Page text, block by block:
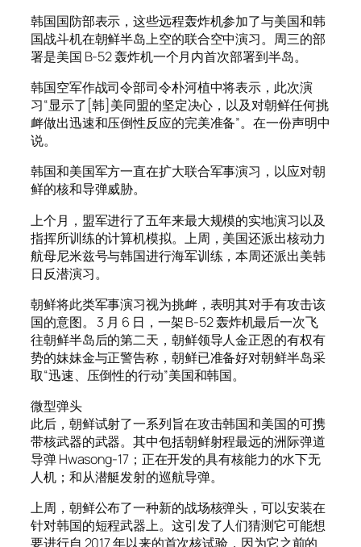
韩国国防部表示，这些远程轰炸机参加了与美国和韩
国战斗机在朝鲜半岛上空的联合空中演习。周三的部
署是美国 B-52 轰炸机一个月内首次部署到半岛。
韩国空军作战司令部司令朴河植中将表示，此次演
习“显示了[韩]美同盟的坚定决心，以及对朝鲜任何挑
衅做出迅速和压倒性反应的完美准备”。在一份声明中
说。
韩国和美国军方一直在扩大联合军事演习，以应对朝
鲜的核和导弹威胁。
上个月，盟军进行了五年来最大规模的实地演习以及
指挥所训练的计算机模拟。上周，美国还派出核动力
航母尼米兹号与韩国进行海军训练，本周还派出美韩
日反潜演习。
朝鲜将此类军事演习视为挑衅，表明其对手有攻击该
国的意图。 3 月 6 日，一架 B-52 轰炸机最后一次飞
往朝鲜半岛后的第二天，朝鲜领导人金正恩的有权有
势的妹妹金与正警告称，朝鲜已准备好对朝鲜半岛采
取“迅速、压倒性的行动”美国和韩国。
微型弹头
此后，朝鲜试射了一系列旨在攻击韩国和美国的可携
带核武器的武器。其中包括朝鲜射程最远的洲际弹道
导弹 Hwasong-17；正在开发的具有核能力的水下无
人机；和从潜艇发射的巡航导弹。
上周，朝鲜公布了一种新的战场核弹头，可以安装在
针对韩国的短程武器上。这引发了人们猜测它可能想
要进行自 2017 年以来的首次核试验，因为它之前的